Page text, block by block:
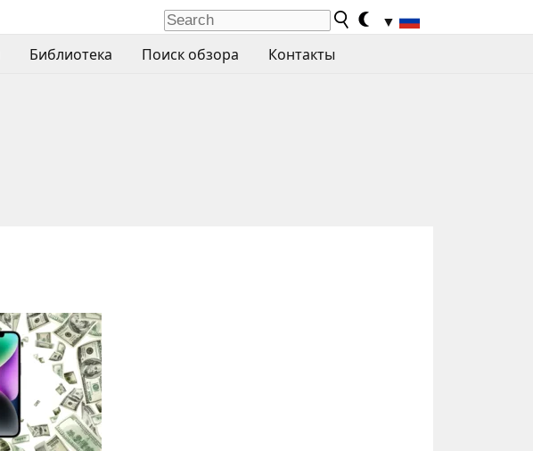
▼
Библиотека Поиск обзора Контакты